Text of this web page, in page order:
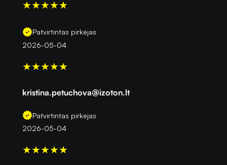
★★★★★
Patvirtintas pirkėjas
2026-05-04
★★★★★
kristina.petuchova@izoton.lt
Patvirtintas pirkėjas
2026-05-04
★★★★★